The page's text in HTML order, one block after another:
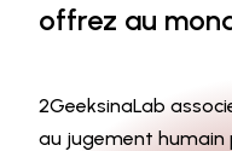
offrez au
2GeeksinaLab
au jugement